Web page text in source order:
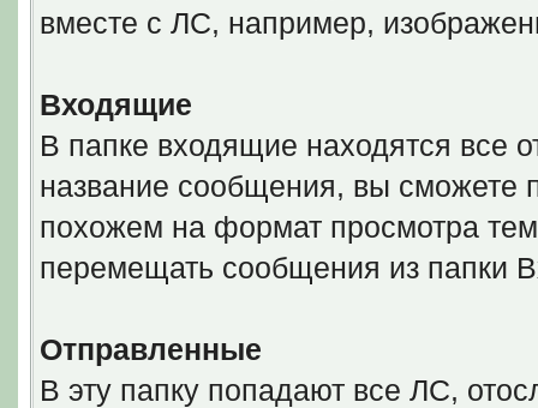
вместе с ЛС, например,
Входящие
В папке входящие находятся все
название сообщения, вы сможете
похожем на формат просмотра
перемещать сообщения из папки
Отправленные
В эту папку попадают все ЛС,